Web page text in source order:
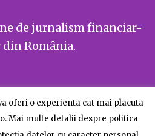
de jurnalism financiar-
din România.
oferi o experienta cat mai placuta
Mai multe detalii despre politica